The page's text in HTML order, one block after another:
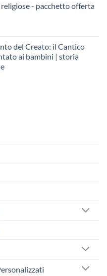
- pacchetto offerta
del Creato: il Cantico
ai bambini | storia